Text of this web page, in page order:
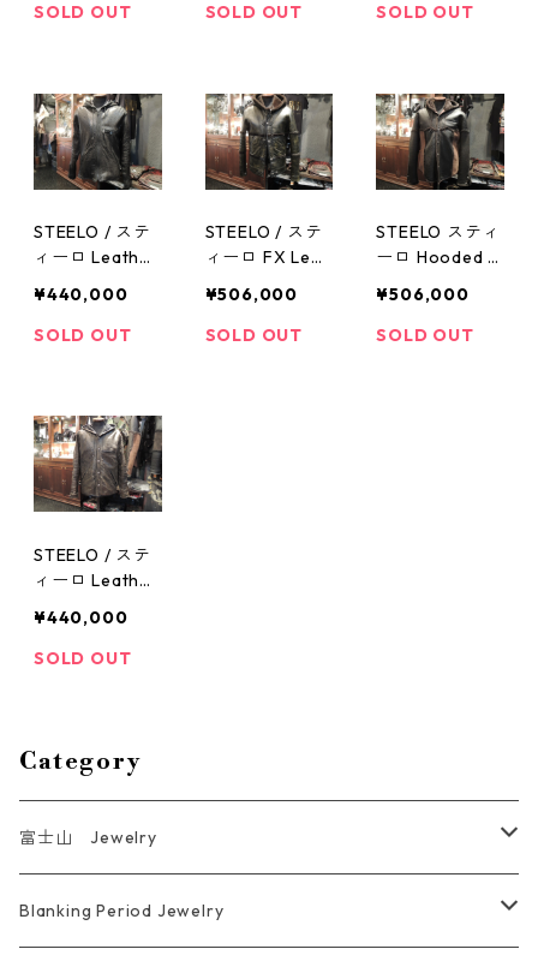
SOLD OUT
SOLD OUT
SOLD OUT
STEELO / ステ
ィーロ Leather
on JK No5
¥440,000
SOLD OUT
STEELO / ステ
ィーロ FX Leat
outon Blouson
¥506,000
SOLD OUT
STEELO スティ
ーロ Hooded M
¥506,000
SOLD OUT
STEELO / ステ
ィーロ Leather
on JK No６
¥440,000
SOLD OUT
Category
富士山 Jewelry
Ring
Blanking Period Jewelry